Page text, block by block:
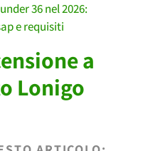
36 nel 2026:
e requisiti
a
Lonigo